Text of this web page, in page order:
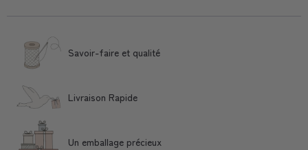
Savoir-faire et qualité
Livraison Rapide
Un emballage précieux